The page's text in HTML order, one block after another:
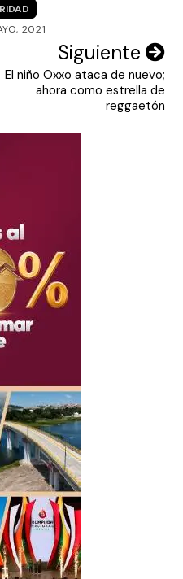
2021
Siguiente
El niño Oxxo ataca de nuevo;
ahora como estrella de
reggaetón